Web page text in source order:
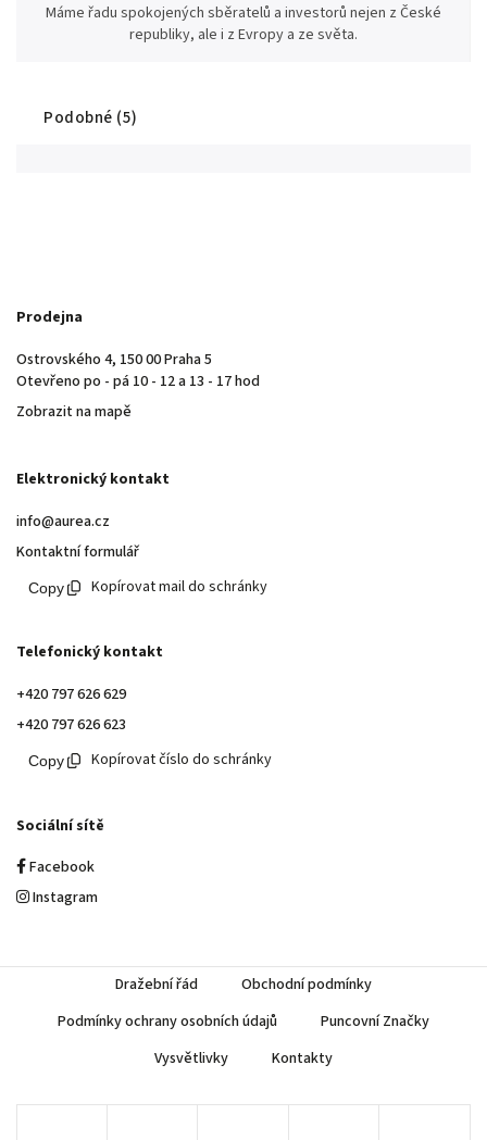
Máme řadu spokojených sběratelů a investorů nejen z České
republiky, ale i z Evropy a ze světa.
Podobné (5)
Prodejna
Ostrovského 4, 150 00 Praha 5
Otevřeno po - pá 10 - 12 a 13 - 17 hod
Zobrazit na mapě
Elektronický kontakt
info@aurea.cz
Kontaktní formulář
Kopírovat mail do schránky
Telefonický kontakt
+420 797 626 629
+420 797 626 623
Kopírovat číslo do schránky
Sociální sítě
Facebook
Instagram
Dražební řád
Obchodní podmínky
Podmínky ochrany osobních údajů
Puncovní Značky
Vysvětlivky
Kontakty